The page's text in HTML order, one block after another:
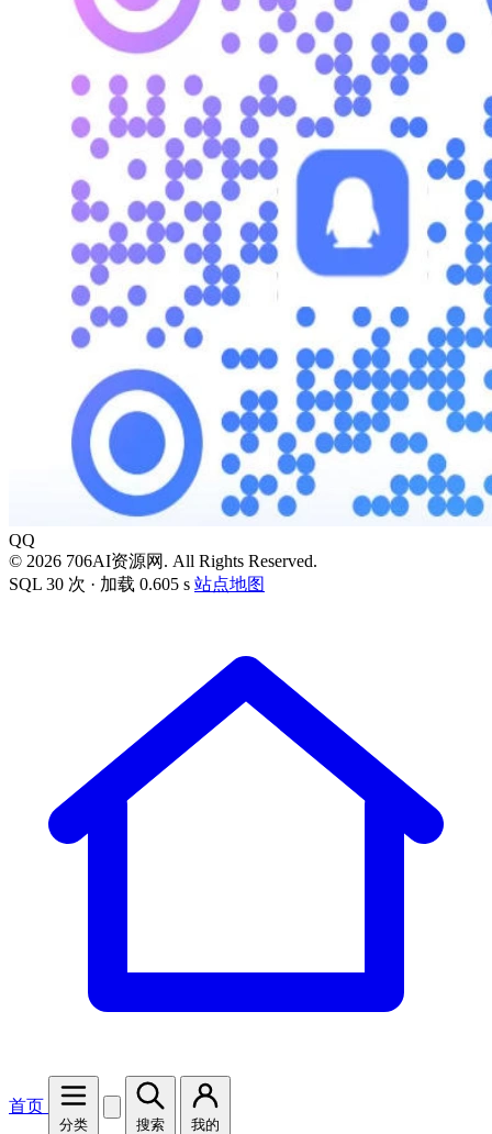
QQ
© 2026 706AI资源网. All Rights Reserved.
SQL 30 次 · 加载 0.605 s 站点地图
首页
分类 搜索 我的